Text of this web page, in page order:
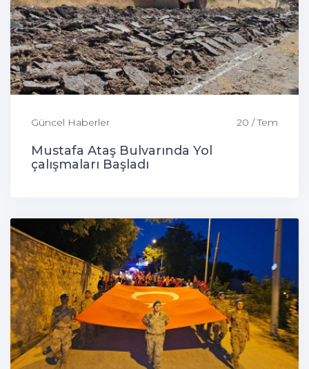
Güncel Haberler 20 / Tem
Mustafa Ataş Bulvarında Yol
çalışmaları Başladı